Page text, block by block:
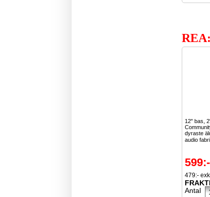
REA:
12" bas,
dyraste
audio
599:-
479:-
Antal